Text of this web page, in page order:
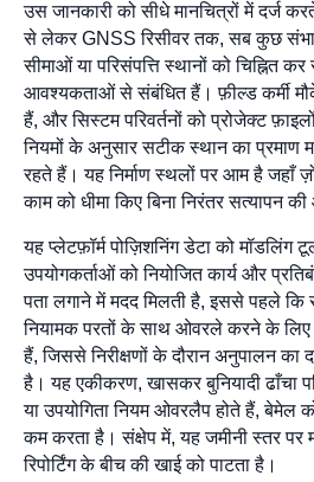
उस जानकारी को सीधे मानचित्रों में दर्ज
से लेकर GNSS रिसीवर तक, सब कुछ
सीमाओं या परिसंपत्ति स्थानों को चिह्नित
आवश्यकताओं से संबंधित हैं। फ़ील्ड कर्मी
हैं, और सिस्टम परिवर्तनों को प्रोजेक्ट
नियमों के अनुसार सटीक स्थान का प्रमाण
रहते हैं। यह निर्माण स्थलों पर आम है जहाँ
काम को धीमा किए बिना निरंतर सत्यापन
यह प्लेटफ़ॉर्म पोज़िशनिंग डेटा को मॉडलिंग
उपयोगकर्ताओं को नियोजित कार्य और
पता लगाने में मदद मिलती है, इससे पहले कि
नियामक परतों के साथ ओवरले करने के
हैं, जिससे निरीक्षणों के दौरान अनुपालन का
है। यह एकीकरण, खासकर बुनियादी ढाँचा
या उपयोगिता नियम ओवरलैप होते हैं, बेमेल
कम करता है। संक्षेप में, यह जमीनी स्तर पर
रिपोर्टिंग के बीच की खाई को पाटता है।